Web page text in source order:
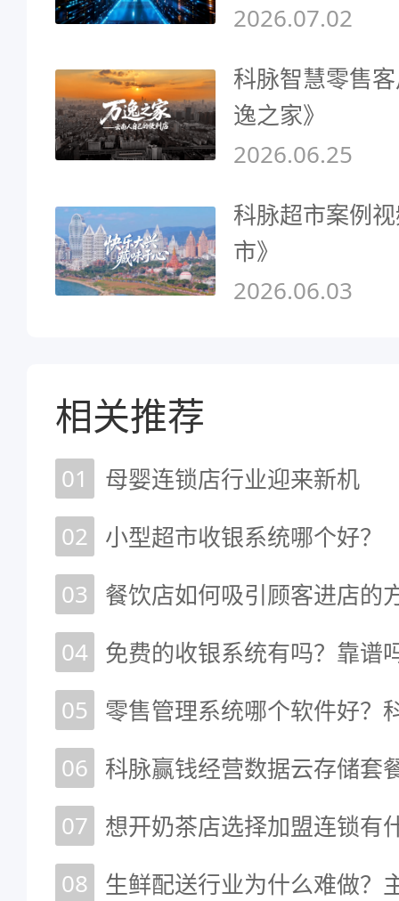
2026.07.02
科脉智慧零售
逸之家》
2026.06.25
科脉超市案例
市》
2026.06.03
相关推荐
01
母婴连锁店行业迎来新机
02 小型超市收银系统哪个好？
03
餐饮店如何吸引顾客进店的
04 免费的收银系统有吗？靠谱
05
零售管理系统哪个软件好？
06
07 想开奶茶店选择加盟连锁有
08 生鲜配送行业为什么难做？